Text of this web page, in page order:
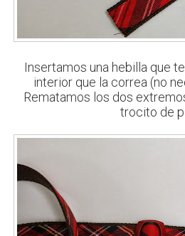
Insertamos una hebilla que
interior que la correa (no
Rematamos los dos
trocito de